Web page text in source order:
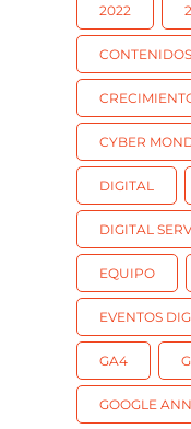
2022
CONTENIDOS
CYBER
DIGITAL
DIGITAL
EQUIPO
EVENTOS
GA4
GOOGLE